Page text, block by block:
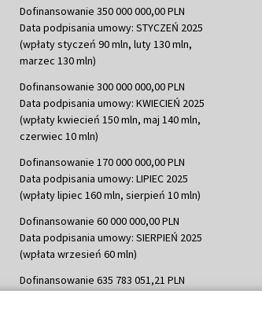
Dofinansowanie 350 000 000,00 PLN
Data podpisania umowy: STYCZEŃ 2025
(wpłaty styczeń 90 mln, luty 130 mln,
marzec 130 mln)
Dofinansowanie 300 000 000,00 PLN
Data podpisania umowy: KWIECIEŃ 2025
(wpłaty kwiecień 150 mln, maj 140 mln,
czerwiec 10 mln)
Dofinansowanie 170 000 000,00 PLN
Data podpisania umowy: LIPIEC 2025
(wpłaty lipiec 160 mln, sierpień 10 mln)
Dofinansowanie 60 000 000,00 PLN
Data podpisania umowy: SIERPIEŃ 2025
(wpłata wrzesień 60 mln)
Dofinansowanie 635 783 051,21 PLN